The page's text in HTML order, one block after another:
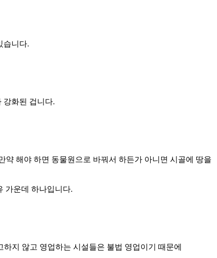
습니다.
강화된 겁니다.
해야 하면 동물원으로 바꿔서 하든가 아니면 시골에 땅을
가운데 하나입니다.
지 않고 영업하는 시설들은 불법 영업이기 때문에